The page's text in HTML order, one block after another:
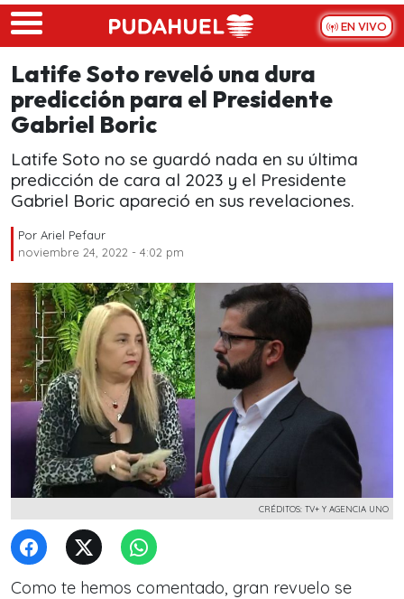
Skip to main content
EN VIVO
Latife Soto reveló una dura
predicción para el Presidente
Gabriel Boric
Latife Soto no se guardó nada en su última
predicción de cara al 2023 y el Presidente
Gabriel Boric apareció en sus revelaciones.
Por Ariel Pefaur
noviembre 24, 2022 - 4:02 pm
CRÉDITOS: TV+ Y AGENCIA UNO
Como te hemos comentado, gran revuelo se